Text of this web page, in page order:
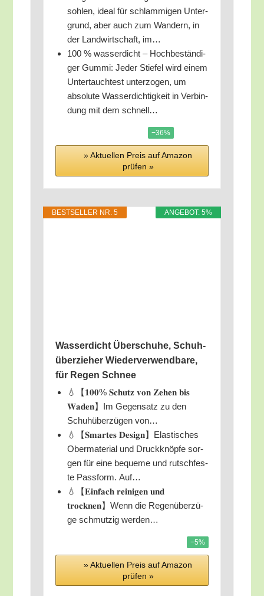
soh­len, ide­al für schlam­mi­gen Unter­
grund, aber auch zum Wan­dern, in
der Land­wirt­schaft, im…
100 % was­ser­dicht – Hoch­be­stän­di­
ger Gum­mi: Jeder Stie­fel wird einem
Unter­tauch­test unter­zo­gen, um
abso­lu­te Was­ser­dich­tig­keit in Ver­bin­
dung mit dem schnell…
−36%
» Aktu­el­len Preis auf Ama­zon
prü­fen »
ANGE­BOT: 5%
BEST­SEL­LER NR. 5
Was­ser­dicht Über­schu­he, Schu­h­
über­zie­her Wie­der­ver­wend­ba­re,
für Regen Schnee
💧【𝟏𝟎𝟎% 𝐒𝐜𝐡𝐮𝐭𝐳 𝐯𝐨𝐧 𝐙𝐞𝐡𝐞𝐧 𝐛𝐢𝐬
𝐖𝐚𝐝𝐞𝐧】Im Gegen­satz zu den
Schu­h­über­zü­gen von…
💧【𝐒𝐦𝐚𝐫𝐭𝐞𝐬 𝐃𝐞𝐬𝐢𝐠𝐧】Elastisches
Ober­ma­te­ri­al und Druck­knöp­fe sor­
gen für eine beque­me und rutsch­fes­
te Pass­form. Auf…
💧【𝐄𝐢𝐧𝐟𝐚𝐜𝐡 𝐫𝐞𝐢𝐧𝐢𝐠𝐞𝐧 𝐮𝐧𝐝
𝐭𝐫𝐨𝐜𝐤𝐧𝐞𝐧】Wenn die Regen­über­zü­
ge schmut­zig werden…
−5%
» Aktu­el­len Preis auf Ama­zon
prü­fen »